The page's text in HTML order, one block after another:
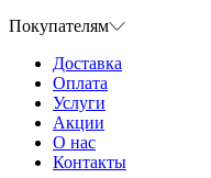
Покупателям
Доставка
Оплата
Услуги
Акции
О нас
Контакты